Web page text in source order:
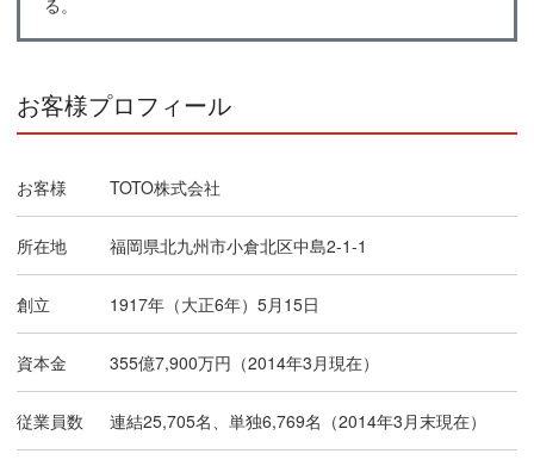
る。
お客様プロフィール
お客様 TOTO株式会社
所在地 福岡県北九州市小倉北区中島2-1-1
創立 1917年（大正6年）5月15日
資本金 355億7,900万円（2014年3月現在）
従業員数 連結25,705名、単独6,769名（2014年3月末現在）